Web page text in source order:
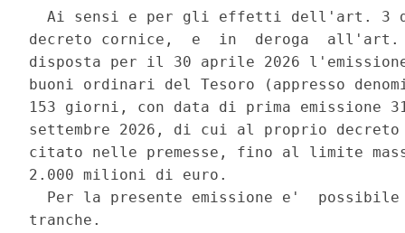
Ai sensi e per gli effetti dell'art. 3
decreto cornice,  e  in  deroga  all'art.
disposta per il 30 aprile 2026
buoni ordinari del Tesoro (appresso
153 giorni, con data di prima emissione
settembre 2026, di cui al proprio decreto
citato nelle premesse, fino al limite
2.000 milioni di euro.
Per la presente emissione e'
tranche.